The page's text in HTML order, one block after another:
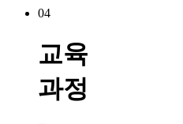
04
교육
과정